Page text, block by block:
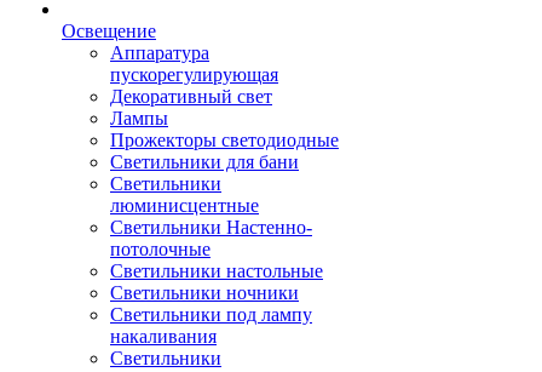
Освещение
Аппаратура
пускорегулирующая
Декоративный свет
Лампы
Прожекторы светодиодные
Светильники для бани
Светильники
люминисцентные
Светильники Настенно-
потолочные
Светильники настольные
Светильники ночники
Светильники под лампу
накаливания
Светильники